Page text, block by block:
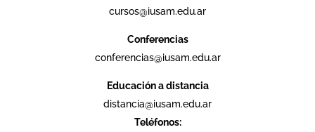
cursos@iusam.edu.ar
Conferencias
conferencias@iusam.edu.ar
Educación a distancia
distancia@iusam.edu.ar
Teléfonos: